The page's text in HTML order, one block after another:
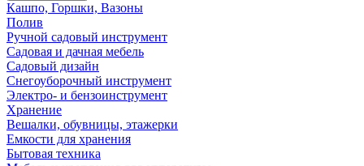
Кашпо, Горшки, Вазоны
Полив
Ручной садовый инструмент
Садовая и дачная мебель
Садовый дизайн
Снегоуборочный инструмент
Электро- и бензоинструмент
Хранение
Вешалки, обувницы, этажерки
Емкости для хранения
Бытовая техника